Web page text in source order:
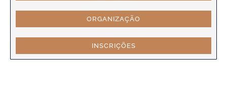
ORGANIZAÇÃO
INSCRIÇÕES